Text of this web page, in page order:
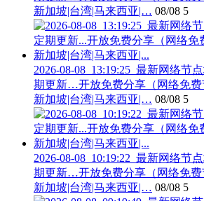
新加坡|台湾|马来西亚|… 08/08 5
2026-08-08_13:19:25_最新网络节
期更新…开放免费分享（网络免费
新加坡|台湾|马来西亚|… 08/08 5
2026-08-08_10:19:22_最新网络节
期更新…开放免费分享（网络免费
新加坡|台湾|马来西亚|… 08/08 5